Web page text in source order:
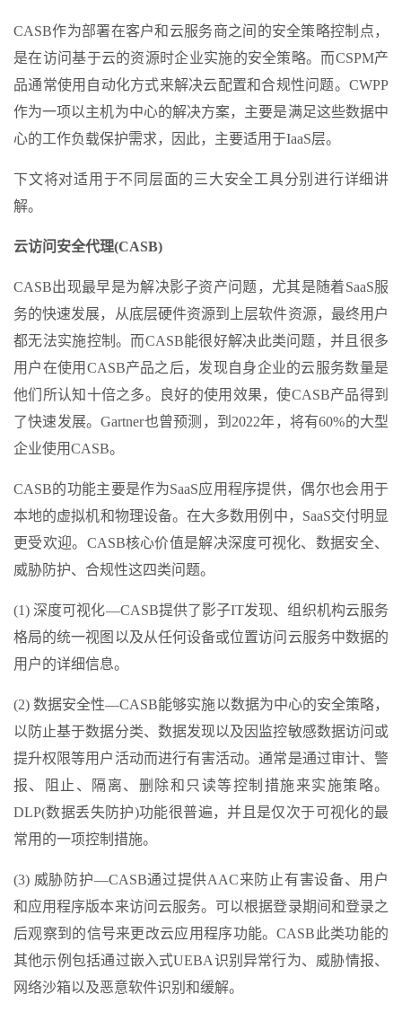
CASB作为部署在客户和云服务商之间的安全策略控制点，
是在访问基于云的资源时企业实施的安全策略。而CSPM产
品通常使用自动化方式来解决云配置和合规性问题。CWPP
作为一项以主机为中心的解决方案，主要是满足这些数据中
心的工作负载保护需求，因此，主要适用于IaaS层。
下文将对适用于不同层面的三大安全工具分别进行详细讲
解。
云访问安全代理(CASB)
CASB出现最早是为解决影子资产问题，尤其是随着SaaS服
务的快速发展，从底层硬件资源到上层软件资源，最终用户
都无法实施控制。而CASB能很好解决此类问题，并且很多
用户在使用CASB产品之后，发现自身企业的云服务数量是
他们所认知十倍之多。良好的使用效果，使CASB产品得到
了快速发展。Gartner也曾预测，到2022年，将有60%的大型
企业使用CASB。
CASB的功能主要是作为SaaS应用程序提供，偶尔也会用于
本地的虚拟机和物理设备。在大多数用例中，SaaS交付明显
更受欢迎。CASB核心价值是解决深度可视化、数据安全、
威胁防护、合规性这四类问题。
(1) 深度可视化—CASB提供了影子IT发现、组织机构云服务
格局的统一视图以及从任何设备或位置访问云服务中数据的
用户的详细信息。
(2) 数据安全性—CASB能够实施以数据为中心的安全策略，
以防止基于数据分类、数据发现以及因监控敏感数据访问或
提升权限等用户活动而进行有害活动。通常是通过审计、警
报、阻止、隔离、删除和只读等控制措施来实施策略。
DLP(数据丢失防护)功能很普遍，并且是仅次于可视化的最
常用的一项控制措施。
(3) 威胁防护—CASB通过提供AAC来防止有害设备、用户
和应用程序版本来访问云服务。可以根据登录期间和登录之
后观察到的信号来更改云应用程序功能。CASB此类功能的
其他示例包括通过嵌入式UEBA识别异常行为、威胁情报、
网络沙箱以及恶意软件识别和缓解。